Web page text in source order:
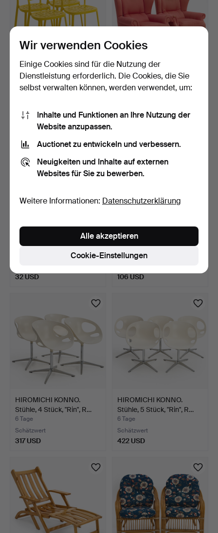
STÜHLE, 4 Stück, "Reidar",
IKEA, goldlacki…
4 Tage
32 USD
SESSEL, ein Paar, fest
gepolstert, loses S…
5 Tage
211 USD
SESSEL, gepolstert, Bezug
mit Husse, lose …
32 USD
STUHL, Empire, erste
Hälfte des 19. Jahrhu…
6 Tage
106 USD
HIROMICHI KONNO.
Stühle, 4 Stück, "Rin", R…
6 Tage
Schätzwert
317 USD
HIROMICHI KONNO.
Stühle, 5 Stück, "Rin", R…
6 Tage
Schätzwert
422 USD
Wir verwenden Cookies
Einige Cookies sind für die Nutzung der
Dienstleistung erforderlich. Die Cookies, die Sie
selbst verwalten können, werden verwendet, um:
Inhalte und Funktionen an Ihre Nutzung der
Website anzupassen.
Auctionet zu entwickeln und verbessern.
Neuigkeiten und Inhalte auf externen
Websites für Sie zu bewerben.
Weitere Informationen: Datenschutzerklärung
Cookie-Einstellungen
Alle akzeptieren